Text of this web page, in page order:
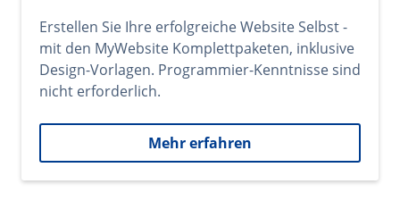
Erstellen Sie Ihre erfolgreiche Website Selbst -
mit den MyWebsite Komplettpaketen, inklusive
Design-Vorlagen. Programmier-Kenntnisse sind
nicht erforderlich.
Mehr erfahren